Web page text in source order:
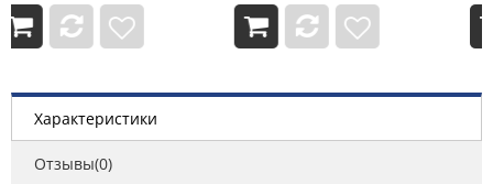
Характеристики
Отзывы(0)